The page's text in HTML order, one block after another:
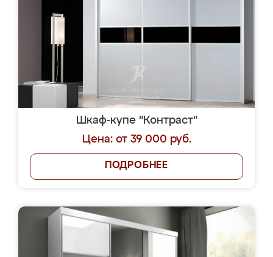
Шкаф-купе "Контраст"
Цена: от 39 000 руб.
ПОДРОБНЕЕ